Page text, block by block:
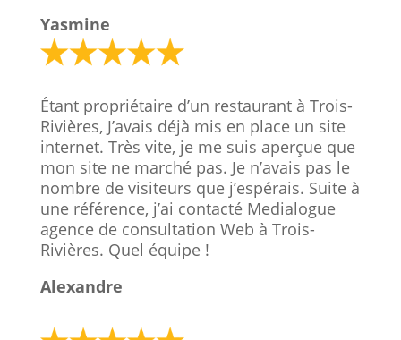
Yasmine
Étant propriétaire d’un restaurant à Trois-
Rivières, J’avais déjà mis en place un site
internet. Très vite, je me suis aperçue que
mon site ne marché pas. Je n’avais pas le
nombre de visiteurs que j’espérais. Suite à
une référence, j’ai contacté Medialogue
agence de consultation Web à Trois-
Rivières. Quel équipe !
Alexandre